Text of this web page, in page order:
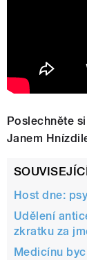
Poslechněte
Janem
Host dne:
Udělení
zkratku za
Medicínu